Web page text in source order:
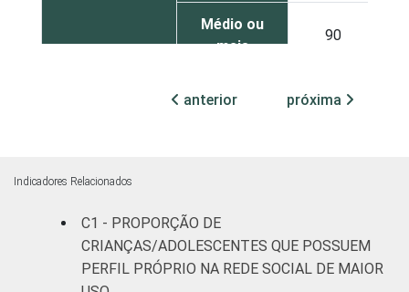
Médio ou
mais
90
De 9 a 10
62
De 13 a 14
anos
anterior próxima
Indicadores Relacionados
C1 - PROPORÇÃO DE
CRIANÇAS/ADOLESCENTES QUE POSSUEM
PERFIL PRÓPRIO NA REDE SOCIAL DE MAIOR